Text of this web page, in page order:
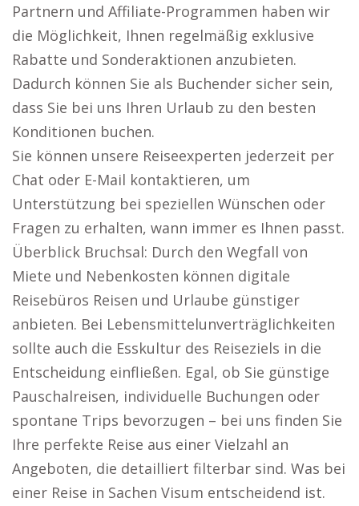
Partnern und Affiliate-Programmen haben wir
die Möglichkeit, Ihnen regelmäßig exklusive
Rabatte und Sonderaktionen anzubieten.
Dadurch können Sie als Buchender sicher sein,
dass Sie bei uns Ihren Urlaub zu den besten
Konditionen buchen.
Sie können unsere Reiseexperten jederzeit per
Chat oder E-Mail kontaktieren, um
Unterstützung bei speziellen Wünschen oder
Fragen zu erhalten, wann immer es Ihnen passt.
Überblick Bruchsal: Durch den Wegfall von
Miete und Nebenkosten können digitale
Reisebüros Reisen und Urlaube günstiger
anbieten. Bei Lebensmittelunverträglichkeiten
sollte auch die Esskultur des Reiseziels in die
Entscheidung einfließen. Egal, ob Sie günstige
Pauschalreisen, individuelle Buchungen oder
spontane Trips bevorzugen – bei uns finden Sie
Ihre perfekte Reise aus einer Vielzahl an
Angeboten, die detailliert filterbar sind. Was bei
einer Reise in Sachen Visum entscheidend ist.